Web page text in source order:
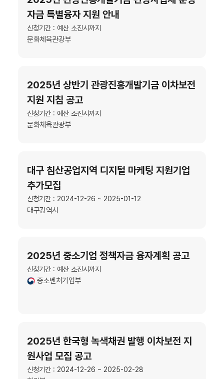
자금 특별융자 지원 안내
신청기간 : 예산 소진시까지
문화체육관광부
2025년 상반기 관광진흥개발기금 이차보전
지원 지침 공고
신청기간 : 예산 소진시까지
문화체육관광부
대구 침산공업지역 디지털 마케팅 지원기업
추가모집
신청기간 : 2024-12-26 ~ 2025-01-12
대구광역시
2025년 중소기업 정책자금 융자계획 공고
신청기간 : 예산 소진시까지
중소벤처기업부
2025년 한국형 녹색채권 발행 이차보전 지
원사업 모집 공고
신청기간 : 2024-12-26 ~ 2025-02-28